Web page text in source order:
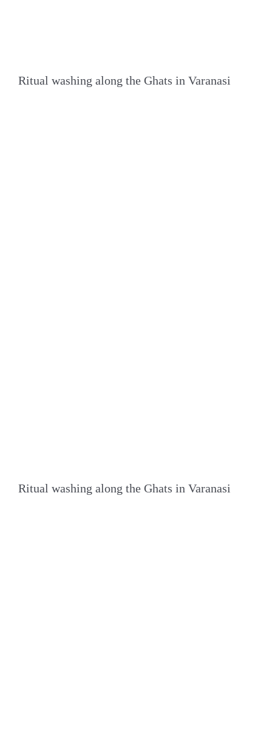
Ritual washing along the Ghats in Varanasi
Ritual washing along the Ghats in Varanasi